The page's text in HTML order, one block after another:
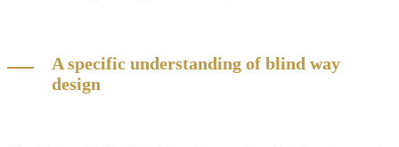
A specific understanding of blind way
design